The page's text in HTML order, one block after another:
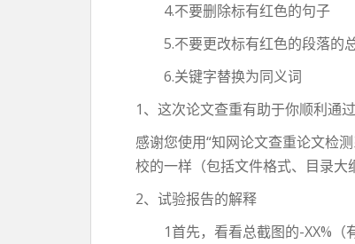
4.不要删除标有红色的句子
5.不要更改标有红色的段落的
6.关键字替换为同义词
1、这次论文查重有助于你顺利通
感谢您使用“知网论文查重论文检
校的一样（包括文件格式、目录大
2、试验报告的解释
1首先，看看总截图的-XX%（有